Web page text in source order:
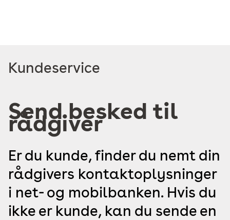
Read
Kundeservice
Send besked til
rådgiver
Er du kunde, finder du nemt din
rådgivers kontaktoplysninger
i net- og mobilbanken. Hvis du
ikke er kunde, kan du sende en